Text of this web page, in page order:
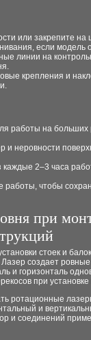
или закрепите на
если
линии на
крепления и
работы на больших
и неровности
каждые 2–3 часа
чтобы
при
стоек и
создает
и горизонталь
при установке
ротационные
и
и соединений